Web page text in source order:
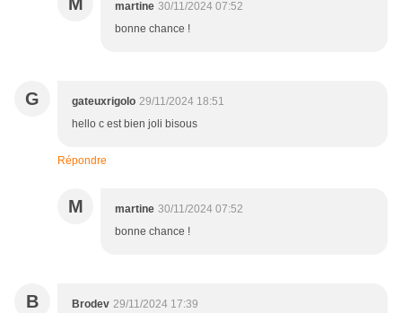
martine 30/11/2024 07:52
bonne chance !
G gateuxrigolo 29/11/2024 18:51
hello c est bien joli bisous
Répondre
M martine 30/11/2024 07:52
bonne chance !
B Brodev 29/11/2024 17:39